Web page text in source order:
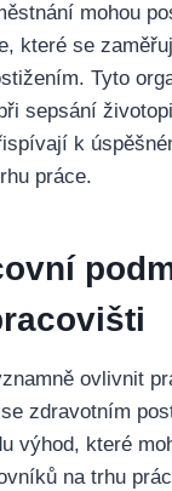
mohou
které se
Tyto
sepsání
k
práce.
ovlivnit
zdravotním
výhod, které
na trhu